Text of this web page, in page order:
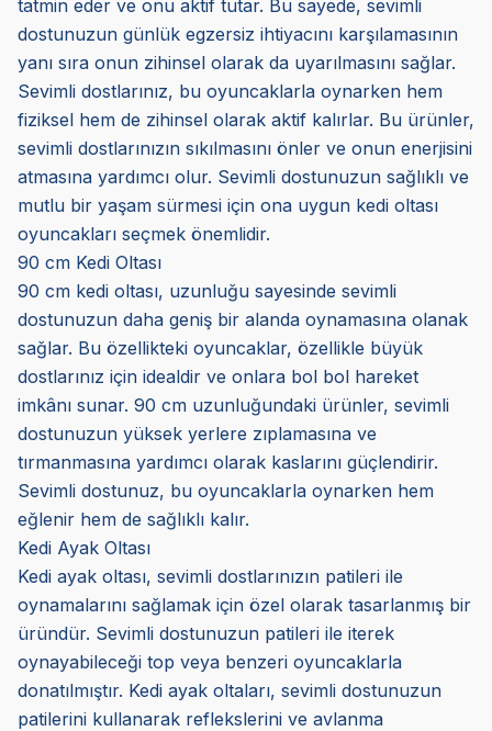
tatmin eder ve onu aktif tutar. Bu sayede, sevimli
dostunuzun günlük egzersiz ihtiyacını karşılamasının
yanı sıra onun zihinsel olarak da uyarılmasını sağlar.
Sevimli dostlarınız, bu oyuncaklarla oynarken hem
fiziksel hem de zihinsel olarak aktif kalırlar. Bu ürünler,
sevimli dostlarınızın sıkılmasını önler ve onun enerjisini
atmasına yardımcı olur. Sevimli dostunuzun sağlıklı ve
mutlu bir yaşam sürmesi için ona uygun kedi oltası
oyuncakları seçmek önemlidir.
90 cm Kedi Oltası
90 cm kedi oltası, uzunluğu sayesinde sevimli
dostunuzun daha geniş bir alanda oynamasına olanak
sağlar. Bu özellikteki oyuncaklar, özellikle büyük
dostlarınız için idealdir ve onlara bol bol hareket
imkânı sunar. 90 cm uzunluğundaki ürünler, sevimli
dostunuzun yüksek yerlere zıplamasına ve
tırmanmasına yardımcı olarak kaslarını güçlendirir.
Sevimli dostunuz, bu oyuncaklarla oynarken hem
eğlenir hem de sağlıklı kalır.
Kedi Ayak Oltası
Kedi ayak oltası, sevimli dostlarınızın patileri ile
oynamalarını sağlamak için özel olarak tasarlanmış bir
üründür. Sevimli dostunuzun patileri ile iterek
oynayabileceği top veya benzeri oyuncaklarla
donatılmıştır. Kedi ayak oltaları, sevimli dostunuzun
patilerini kullanarak reflekslerini ve avlanma